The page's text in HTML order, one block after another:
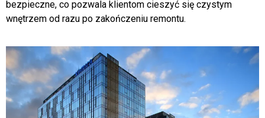
ściany, meble, okna i drzwi oraz usuwamy kamień z łazienek
i kuchni. Nasze działania są szybkie, skuteczne i
wnętrzem od razu po zakończeniu remontu.